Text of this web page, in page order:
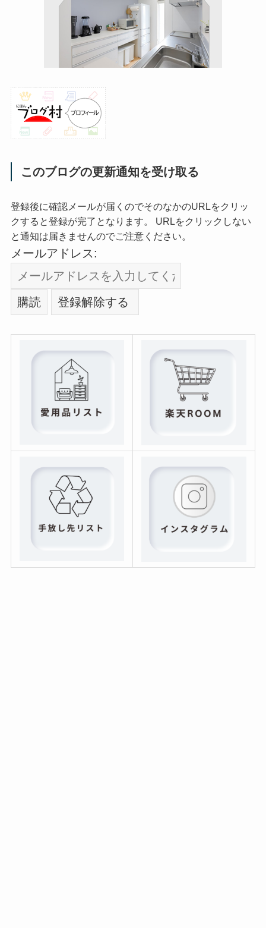
このブログの更新通知を受け取る
登録後に確認メールが届くのでそのなかのURLをクリッ
クすると登録が完了となります。 URLをクリックしない
と通知は届きませんのでご注意ください。
メールアドレス: